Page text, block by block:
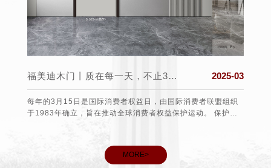
福美迪木门丨质在每一天，不止315！ 2025-03
每年的3月15日是国际消费者权益日，由国际消费者联盟组织
于1983年确立，旨在推动全球消费者权益保护运动。 保护消
MORE>